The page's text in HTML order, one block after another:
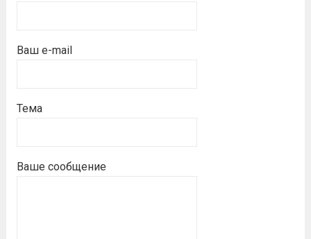
Ваш e-mail
Тема
Ваше сообщение